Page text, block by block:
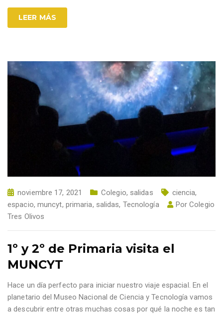
LEER MÁS
noviembre 17, 2021 Colegio, salidas ciencia,
espacio, muncyt, primaria, salidas, Tecnología PorColegio
Tres Olivos
1º y 2º de Primaria visita el
MUNCYT
Hace un día perfecto para iniciar nuestro viaje espacial. En el
planetario del Museo Nacional de Ciencia y Tecnología vamos
a descubrir entre otras muchas cosas por qué la noche es tan